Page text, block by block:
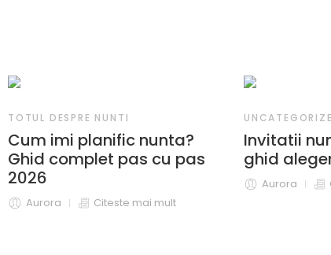
TOTUL DESPRE NUNTI
Cum imi planific nunta?
Ghid complet pas cu pas
2026
Aurora Citeste mai mult
Invitatii
ghid
Aurora